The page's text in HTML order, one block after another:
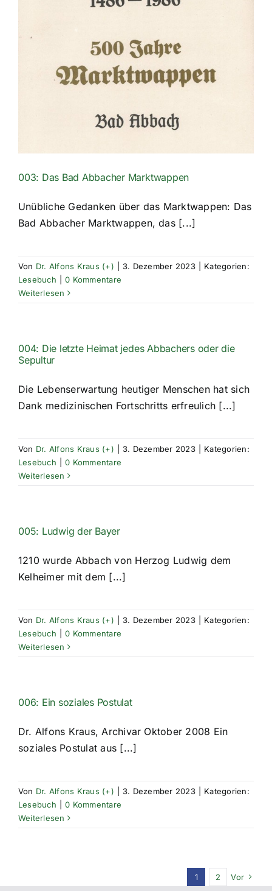
003: Das Bad Abbacher Marktwappen
Unübliche Gedanken über das Marktwappen: Das
Bad Abbacher Marktwappen, das [...]
Von Dr. Alfons Kraus (+) 3. Dezember 2023
Kategorien:
Lesebuch
0 Kommentare
Weiterlesen
004: Die letzte Heimat jedes Abbachers oder die
Sepultur
Die Lebenserwartung heutiger Menschen hat sich
Dank medizinischen Fortschritts erfreulich [...]
Von Dr. Alfons Kraus (+) 3. Dezember 2023
Kategorien:
Lesebuch
0 Kommentare
Weiterlesen
005: Ludwig der Bayer
1210 wurde Abbach von Herzog Ludwig dem
Kelheimer mit dem [...]
Von Dr. Alfons Kraus (+) 3. Dezember 2023
Kategorien:
Lesebuch
0 Kommentare
Weiterlesen
006: Ein soziales Postulat
Dr. Alfons Kraus, Archivar Oktober 2008 Ein
soziales Postulat aus [...]
Von Dr. Alfons Kraus (+) 3. Dezember 2023
Kategorien:
Lesebuch
0 Kommentare
Weiterlesen
1 2 Vor